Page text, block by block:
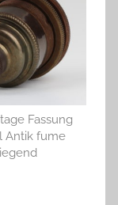
Fassung
Antik fume